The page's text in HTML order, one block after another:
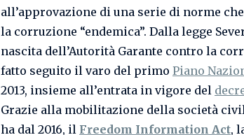
all’approvazione di una serie di norme
la corruzione “endemica”. Dalla legge
nascita dell’Autorità Garante contro la
fatto seguito il varo del primo Piano
2013, insieme all’entrata in vigore del
Grazie alla mobilitazione della società
ha dal 2016, il Freedom Information Act,